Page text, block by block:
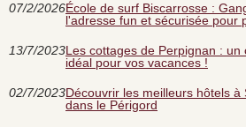
07/2/2026École de surf Biscarrosse :
l'adresse fun et sécurisée pour
13/7/2023Les cottages de Perpignan : un
idéal pour vos vacances !
02/7/2023Découvrir les meilleurs hôtels à
dans le Périgord